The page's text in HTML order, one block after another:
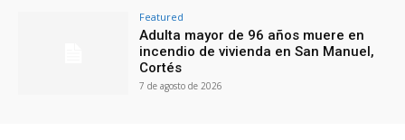
Featured
Adulta mayor de 96 años muere en
incendio de vivienda en San Manuel,
Cortés
7 de agosto de 2026